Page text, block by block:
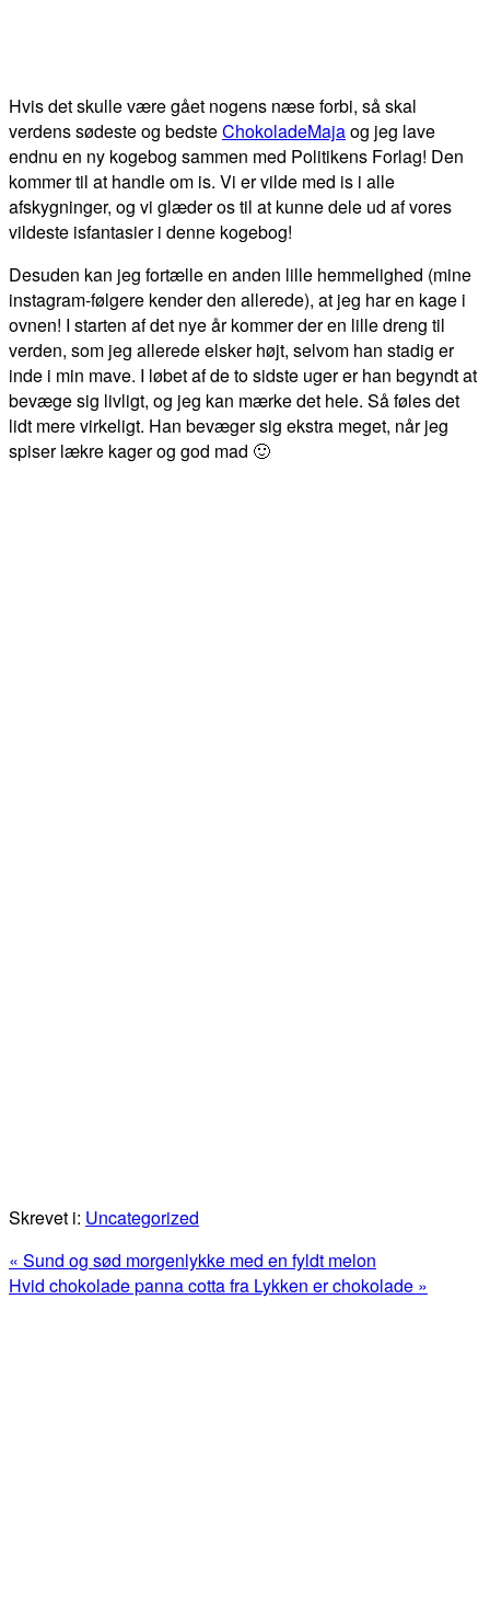
Hvis det skulle være gået nogens næse forbi, så skal
verdens sødeste og bedsteChokoladeMajaog jeg lave
endnu en ny kogebog sammen med Politikens Forlag! Den
kommer til at handle om is. Vi er vilde med is i alle
afskygninger, og vi glæder os til at kunne dele ud af vores
vildeste isfantasier i denne kogebog!
Desuden kan jeg fortælle en anden lille hemmelighed (mine
instagram-følgere kender den allerede), at jeg har en kage i
ovnen! I starten af det nye år kommer der en lille dreng til
verden, som jeg allerede elsker højt, selvom han stadig er
inde i min mave. I løbet af de to sidste uger er han begyndt at
bevæge sig livligt, og jeg kan mærke det hele. Så føles det
lidt mere virkeligt. Han bevæger sig ekstra meget, når jeg
spiser lækre kager og god mad 🙂
Skrevet i: Uncategorized
Previous
Post:
« Sund og sød morgenlykke med en fyldt melon
Next
Hvid chokolade panna cotta fra Lykken er chokolade »